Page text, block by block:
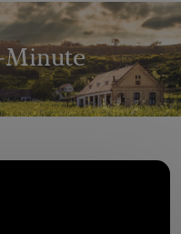
Minute